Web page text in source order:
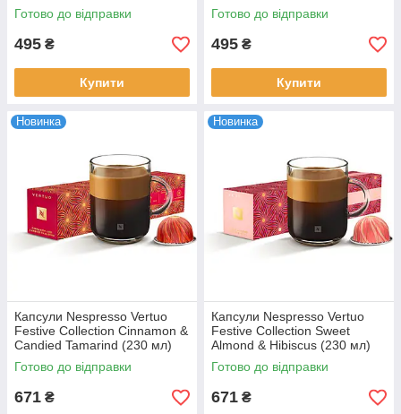
Готово до відправки
495 ₴
Купити
Готово до відправки
495 ₴
Купити
Новинка
Капсули Nespresso Vertuo
Festive Collection Cinnamon &
Candied Tamarind (230 мл)
Готово до відправки
671 ₴
Новинка
Капсули Nespresso Vertuo
Festive Collection Sweet
Almond & Hibiscus (230 мл)
Готово до відправки
671 ₴